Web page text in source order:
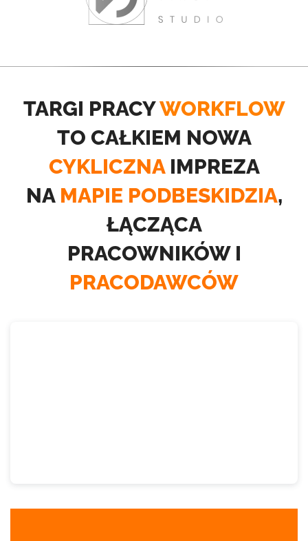
TARGI PRACYWORKFLOW
TO CAŁKIEM NOWA
CYKLICZNAIMPREZA
NA MAPIE PODBESKIDZIA,
ŁĄCZĄCA
PRACOWNIKÓW I
PRACODAWCÓW